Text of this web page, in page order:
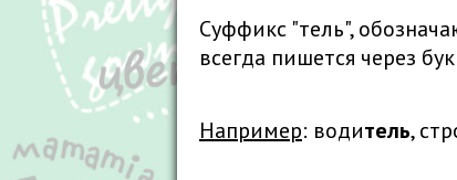
Суффикс "тель",
всегда пишется через
Например: водитель,